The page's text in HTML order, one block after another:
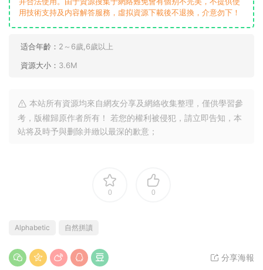
用技術支持及内容解答服務，虛拟資源下載後不退換，介意勿下！
适合年齡： 2～6歲,6歲以上
資源大小： 3.6M
本站所有資源均來自網友分享及網絡收集整理，僅供學習參
考，版權歸原作者所有！ 若您的權利被侵犯，請立即告知，本
站将及時予與删除并緻以最深的歉意；
0 0
Alphabetic 自然拼讀
分享海報